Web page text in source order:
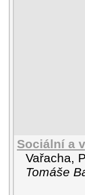
Sociální a
Vařacha,
Tomáše